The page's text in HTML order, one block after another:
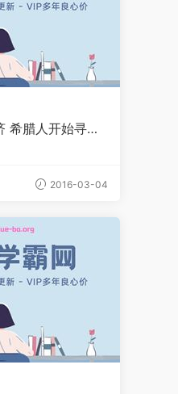
希腊人开始寻求
2016-03-04